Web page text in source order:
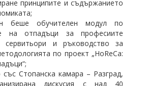
принципите и съдържанието
беше обучителен модул по
на отпадъци за професиите
сервитьори и ръководство за
по проект „HoReCa:
Стопанска камара – Разград,
дискусия с над 40